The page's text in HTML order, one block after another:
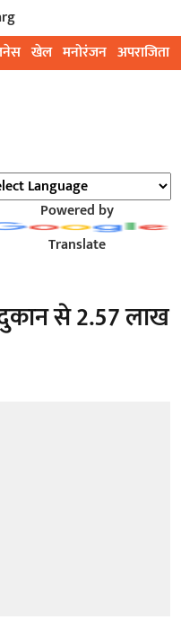
खेल मनोरंजन अपराजिता
Powered by
Translate
से 2.57 लाख